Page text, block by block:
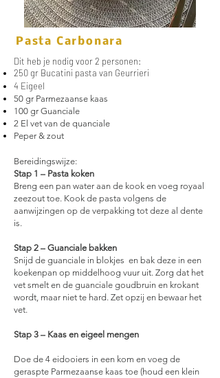
Pasta Carbonara
Dit heb je nodig voor 2 personen:
250 gr Bucatini pasta van Geurrieri
4 Eigeel
50 gr Parmezaanse kaas
100 gr Guanciale
2 El vet van de quanciale
Peper & zout
Bereidingswijze:
Stap 1 – Pasta koken
Breng een pan water aan de kook en voeg royaal
zeezout toe. Kook de pasta volgens de
aanwijzingen op de verpakking tot deze al dente
is.
Stap 2 – Guanciale bakken
Snijd de guanciale in blokjes en bak deze in een
koekenpan op middelhoog vuur uit. Zorg dat het
vet smelt en de guanciale goudbruin en krokant
wordt, maar niet te hard. Zet opzij en bewaar het
vet.
Stap 3 – Kaas en eigeel mengen
Doe de 4 eidooiers in een kom en voeg de
geraspte Parmezaanse kaas toe (houd een klein